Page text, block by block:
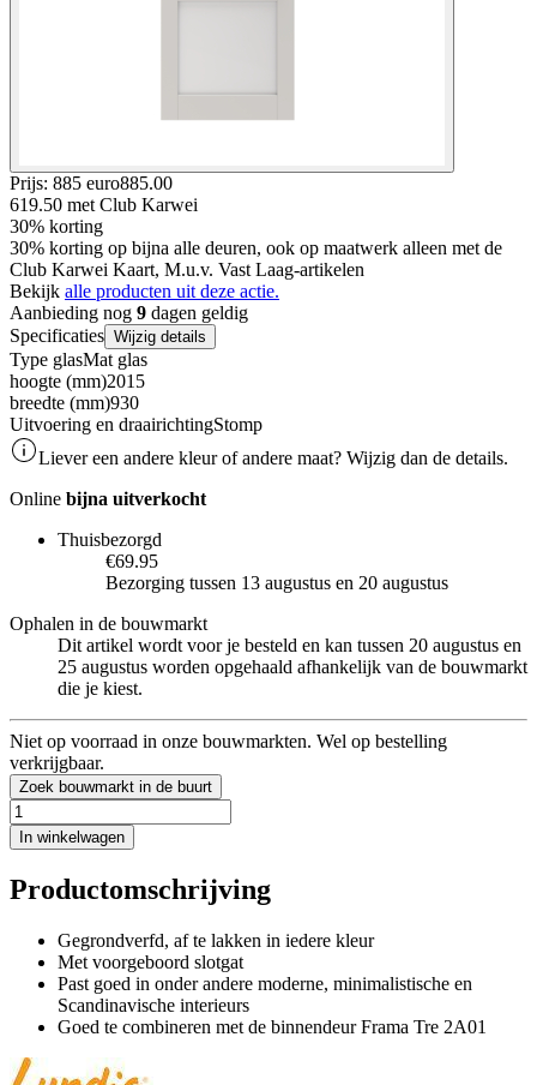
Prijs: 885 euro885.00
619.50 met Club Karwei
30% korting
30% korting op bijna alle deuren, ook op maatwerk alleen met de
Club Karwei Kaart, M.u.v. Vast Laag-artikelen
Bekijk alle producten uit deze actie.
Aanbieding nog 9 dagen geldig
Specificaties Wijzig details
Type glasMat glas
hoogte (mm)2015
breedte (mm)930
Uitvoering en draairichtingStomp
Liever een andere kleur of andere maat? Wijzig dan de details.
Online bijna uitverkocht
Thuisbezorgd
€69.95
Bezorging tussen 13 augustus en 20 augustus
Ophalen in de bouwmarkt
Dit artikel wordt voor je besteld en kan tussen 20 augustus en
25 augustus worden opgehaald afhankelijk van de bouwmarkt
die je kiest.
Niet op voorraad in onze bouwmarkten. Wel op bestelling
verkrijgbaar.
Zoek bouwmarkt in de buurt
In winkelwagen
Productomschrijving
Gegrondverfd, af te lakken in iedere kleur
Met voorgeboord slotgat
Past goed in onder andere moderne, minimalistische en
Scandinavische interieurs
Goed te combineren met de binnendeur Frama Tre 2A01